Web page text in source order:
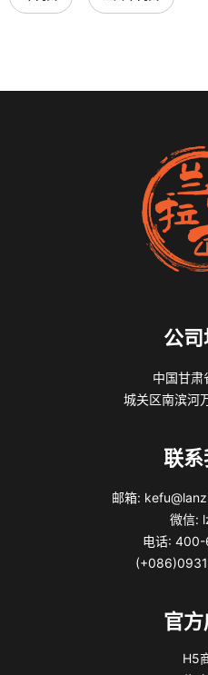
公
中国甘肃
城关区南滨河
联系
邮箱:
微信:
电话:
官
H5